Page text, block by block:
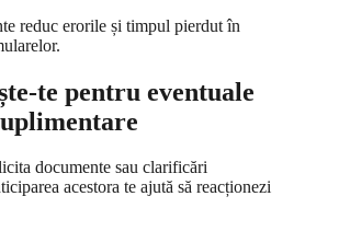
reduc erorile și timpul pierdut în
te pentru eventuale
documente sau clarificări
acestora te ajută să reacționezi